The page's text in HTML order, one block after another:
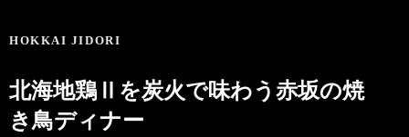
HOKKAI JIDORI
北海地鶏Ⅱを炭火で味わう赤坂の焼
き鳥ディナー